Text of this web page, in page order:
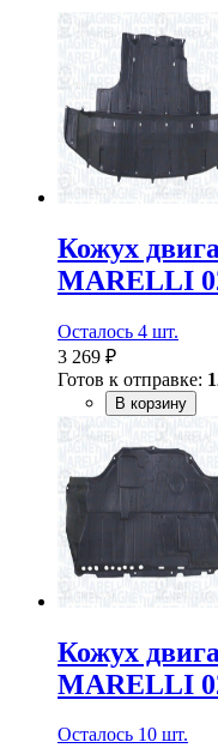
Кожух
MARELLI
Осталось 4 шт.
3 269 ₽
Готов к отправке:
В корзину
Кожух
MARELLI
Осталось 10 шт.